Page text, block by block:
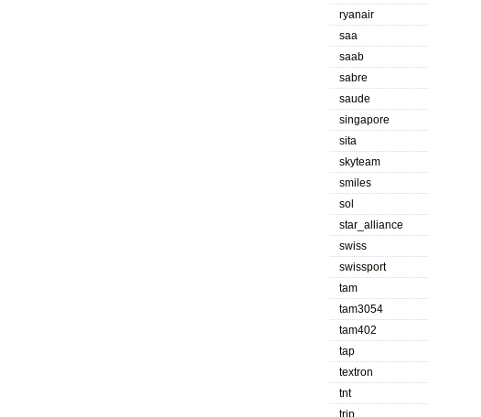
ryanair
saa
saab
sabre
saude
singapore
sita
skyteam
smiles
sol
star_alliance
swiss
swissport
tam
tam3054
tam402
tap
textron
tnt
trip